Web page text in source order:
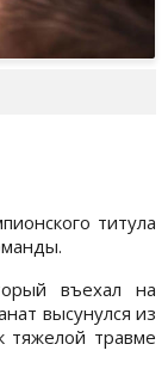
титула
въехал на
высунулся из
тяжелой травме